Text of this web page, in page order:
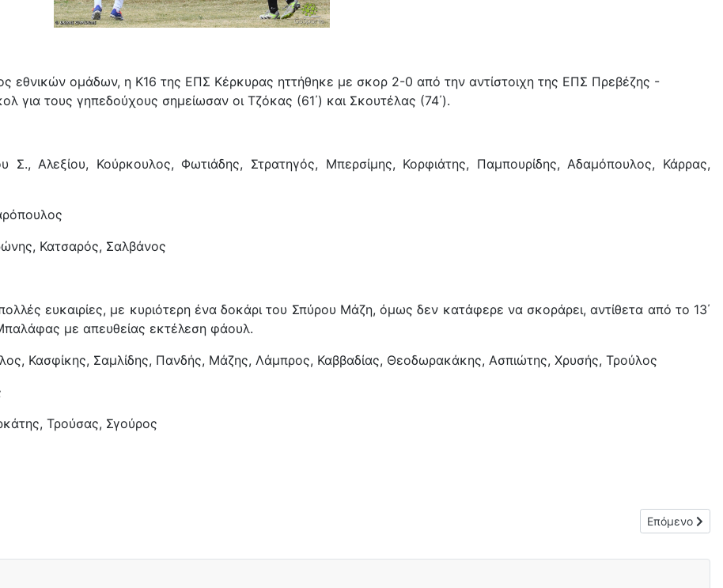
εθνικών ομάδων, η Κ16 της ΕΠΣ Κέρκυρας ηττήθηκε με σκορ 2-0 από την αντίστοιχη της ΕΠΣ Πρεβέζης -
για τους γηπεδούχους σημείωσαν οι Τζόκας (61΄) και Σκουτέλας (74΄).
Σ., Αλεξίου, Κούρκουλος, Φωτιάδης, Στρατηγός, Μπερσίμης, Κορφιάτης, Παμπουρίδης, Αδαμόπουλος, Κάρρας,
Κατσαρός, Σαλβάνος
ευκαιρίες, με κυριότερη ένα δοκάρι του Σπύρου Μάζη, όμως δεν κατάφερε να σκοράρει, αντίθετα από το 13΄
με απευθείας εκτέλεση φάουλ.
Κασφίκης, Σαμλίδης, Πανδής, Μάζης, Λάμπρος, Καββαδίας, Θεοδωρακάκης, Ασπιώτης, Χρυσής, Τρούλος
Τρούσας, Σγούρος
Επόμενο
Επόμενο